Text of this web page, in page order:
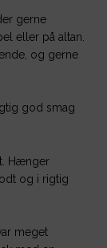
gerne
eller på altan.
og gerne
god smag
Hænger
og i rigtig
meget